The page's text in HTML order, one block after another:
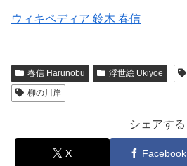
ウィキペディア 鈴木 春信
春信 Harunobu 浮世絵 Ukiyoe
柳の川岸
シェアする
X Facebook